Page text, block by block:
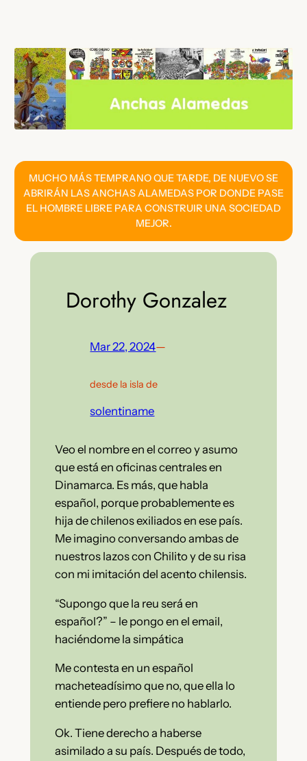
contenido
MUCHO MÁS TEMPRANO QUE TARDE, DE NUEVO SE
ABRIRÁN LAS ANCHAS ALAMEDAS POR DONDE PASE
EL HOMBRE LIBRE PARA CONSTRUIR UNA SOCIEDAD
MEJOR.
Dorothy Gonzalez
Mar 22, 2024—
desde la isla de
solentiname
Veo el nombre en el correo y asumo
que está en oficinas centrales en
Dinamarca. Es más, que habla
español, porque probablemente es
hija de chilenos exiliados en ese país.
Me imagino conversando ambas de
nuestros lazos con Chilito y de su risa
con mi imitación del acento chilensis.
“Supongo que la reu será en
español?” – le pongo en el email,
haciéndome la simpática
Me contesta en un español
macheteadísimo que no, que ella lo
entiende pero prefiere no hablarlo.
Ok. Tiene derecho a haberse
asimilado a su país. Después de todo,